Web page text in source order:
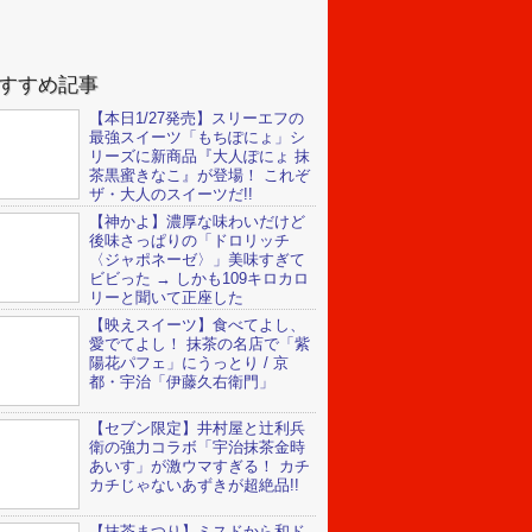
すめ記事
【本日1/27発売】スリーエフの
最強スイーツ「もちぽにょ」シ
リーズに新商品『大人ぽにょ 抹
茶黒蜜きなこ』が登場！ これぞ
ザ・大人のスイーツだ!!
【神かよ】濃厚な味わいだけど
後味さっぱりの「ドロリッチ
〈ジャポネーゼ〉」美味すぎて
ビビった → しかも109キロカロ
リーと聞いて正座した
【映えスイーツ】食べてよし、
愛でてよし！ 抹茶の名店で「紫
陽花パフェ」にうっとり / 京
都・宇治「伊藤久右衛門」
【セブン限定】井村屋と辻利兵
衛の強力コラボ「宇治抹茶金時
あいす」が激ウマすぎる！ カチ
カチじゃないあずきが超絶品!!